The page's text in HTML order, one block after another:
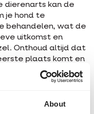
About
dierenarts kan de
je hond te
behandelen, wat de
uitkomst en
Onthoud altijd dat
plaats komt en
zijn op mogelijke
of bij het aanbieden